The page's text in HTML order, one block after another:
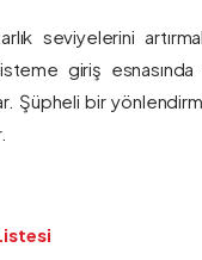
seviyelerini
giriş
Şüpheli bir